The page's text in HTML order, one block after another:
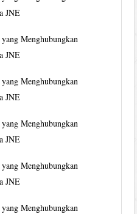
JNE
Menghubungkan
JNE
Menghubungkan
JNE
Menghubungkan
JNE
Menghubungkan
JNE
Menghubungkan